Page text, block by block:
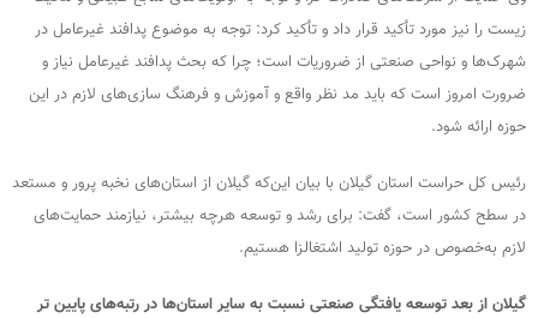
زیست را نیز مورد تأکید قرار داد و تأكيد کرد: توجه به موضوع پدافند غیرعامل در
شهرک‌ها و نواحی صنعتی از ضروریات است؛ چرا كه بحث پدافند غیرعامل نیاز و
ضرورت امروز است که باید مد نظر واقع و آموزش و فرهنگ سازی‌های لازم در این
حوزه ارائه شود.
رئیس کل حراست استان گیلان با بیان این‌که گیلان از استان‌های نخبه پرور و مستعد
در سطح کشور است، گفت: برای رشد و توسعه هرچه بیشتر، نیازمند حمایت‌های
لازم به‌خصوص در حوزه تولید اشتغالزا هستیم.
گيلان از بعد توسعه یافتگی صنعتی نسبت به سایر استان‌ها در رتبه‌های پایین تر